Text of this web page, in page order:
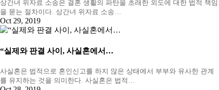
상간녀 위자료 소송은 결혼 생활의 파탄을 초래한 외도에 대한 법적 책임
을 묻는 절차이다. 상간녀 위자료 소송…
Oct 29, 2019
“실제와 판결 사이, 사실혼에서…
사실혼은 법적으로 혼인신고를 하지 않은 상태에서 부부와 유사한 관계
를 유지하는 것을 의미한다. 사실혼은 법적…